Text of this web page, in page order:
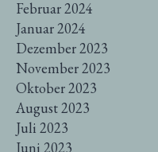
Februar 2024
Januar 2024
Dezember 2023
November 2023
Oktober 2023
August 2023
Juli 2023
Juni 2023